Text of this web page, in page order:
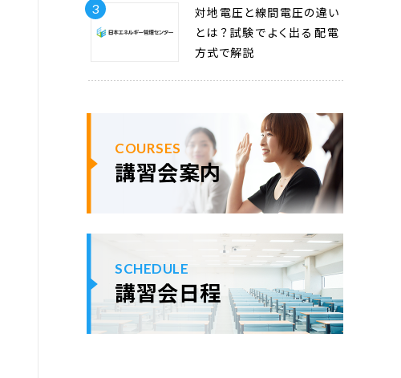
3
対地電圧と線間電圧の違い
とは？試験でよく出る配電
方式で解説
COURSES
講習会案内
SCHEDULE
講習会日程